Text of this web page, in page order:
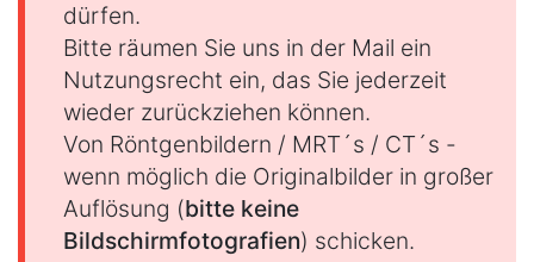
dürfen.
Bitte räumen Sie uns in der Mail ein
Nutzungsrecht ein, das Sie jederzeit
wieder zurückziehen können.
Von Röntgenbildern / MRT´s / CT´s -
wenn möglich die Originalbilder in großer
Auflösung (bitte keine
Bildschirmfotografien) schicken.